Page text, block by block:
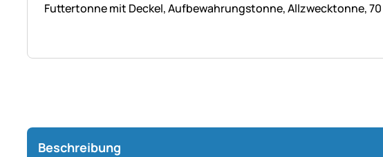
Futtertonne mit Deckel, Aufbewahrungstonne, Allzwecktonne,
Beschreibung